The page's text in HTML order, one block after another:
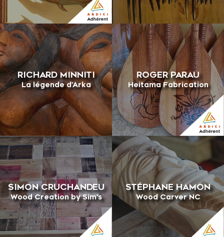
RICHARD MINNITI
La légende d'Arka
ROGER PARAU
Heitama Fabrication
SIMON CRUCHANDEU
Wood Creation by Sim's
STÉPHANE HAMON
Wood Carver NC